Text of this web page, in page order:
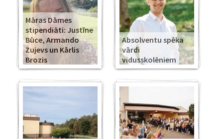
Māras Dāmes
stipendiāti: Justīne
Būce, Armando
Zujevs un Kārlis
Brozis
Absolventu spēka
vārdi
vidusskolēniem